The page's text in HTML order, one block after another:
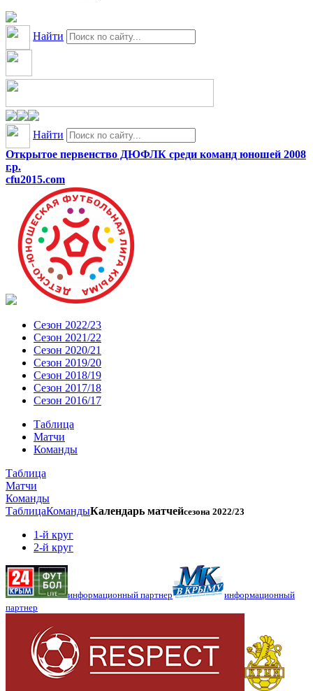
Найти
Найти
Открытое первенство ДЮФЛК среди команд юношей 2008
г.р.
cfu2015.com
Сезон 2022/23
Сезон 2021/22
Сезон 2020/21
Сезон 2019/20
Сезон 2018/19
Сезон 2017/18
Сезон 2016/17
Таблица
Матчи
Команды
Таблица
Матчи
Команды
ТаблицаКомандыКалендарь матчейсезона 2022/23
1-й круг
2-й круг
информационный партнер
информационный
партнер